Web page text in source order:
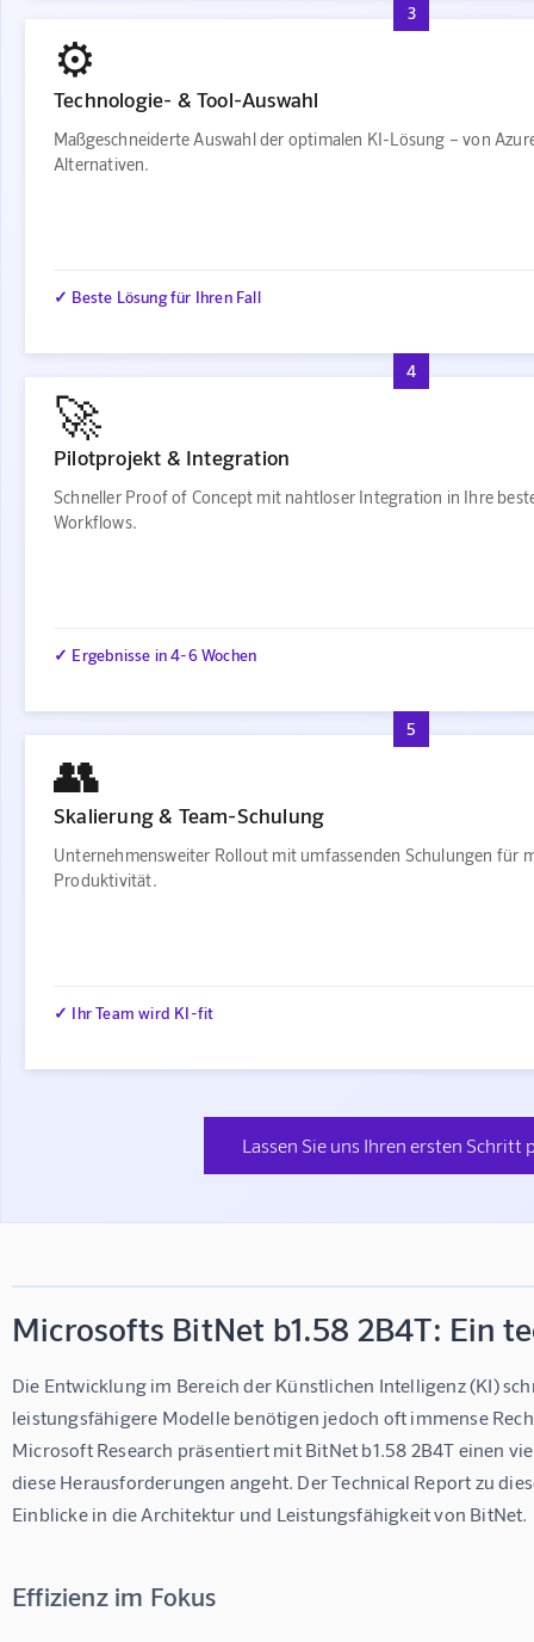
3
⚙️
Technologie- & Tool-Auswahl
Maßgeschneiderte Auswahl der optimalen KI-Lösung – von
Alternativen.
✓ Beste Lösung für Ihren Fall
4
🚀
Pilotprojekt & Integration
Schneller Proof of Concept mit nahtloser Integration in Ihre
Workflows.
✓ Ergebnisse in 4-6 Wochen
5
👥
Skalierung & Team-Schulung
Unternehmensweiter Rollout mit umfassenden Schulungen für
Produktivität.
✓ Ihr Team wird KI-fit
Lassen Sie uns Ihren ersten Schritt
Microsofts BitNet b1.58 2B4T: Ein
Die Entwicklung im Bereich der Künstlichen Intelligenz (KI)
leistungsfähigere Modelle benötigen jedoch oft immense
Microsoft Research präsentiert mit BitNet b1.58 2B4T einen
diese Herausforderungen angeht. Der Technical Report zu
Einblicke in die Architektur und Leistungsfähigkeit von BitNet.
Effizienz im Fokus